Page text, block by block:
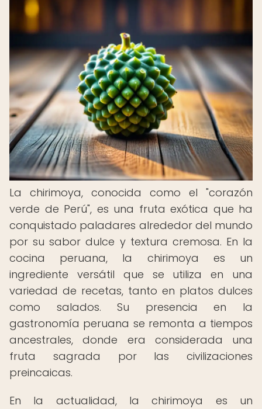
La chirimoya, conocida como el "corazón
verde de Perú", es una fruta exótica que ha
conquistado paladares alrededor del mundo
por su sabor dulce y textura cremosa. En la
cocina peruana, la chirimoya es un
ingrediente versátil que se utiliza en una
variedad de recetas, tanto en platos dulces
como salados. Su presencia en la
gastronomía peruana se remonta a tiempos
ancestrales, donde era considerada una
fruta sagrada por las civilizaciones
preincaicas.
En la actualidad, la chirimoya es un